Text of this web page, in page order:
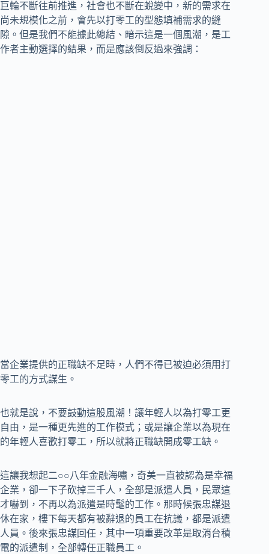
巨輪不斷往前推進，社會也不斷在蛻變中，新的需求在
尚未規模化之前，會先以打零工的型態填補需求的縫
隙。但是我們不能據此總結、暗示這是一個風潮，是工
作者主動選擇的結果，而是應該倒反過來強調：
當企業提供的正職缺不足時，人們不得已被迫必須用打
零工的方式謀生。
也就是說，不要鼓動這股風潮！讓年輕人以為打零工更
自由，是一種更先進的工作模式；或是讓企業以為現在
的年輕人喜歡打零工，所以就將正職缺開成零工缺。
這讓我想起二○○八年金融海嘯，奇美一直被認為是幸福
企業，卻一下子砍掉三千人，全部是派遣人員，民眾這
才嚇到，不再以為派遣是時髦的工作。那時候張忠謀退
休在家，樓下每天都有被辭退的員工在抗議，都是派遣
人員。後來張忠謀回任，其中一項重要改革是取消台積
電的派遣制，全部轉任正職員工。